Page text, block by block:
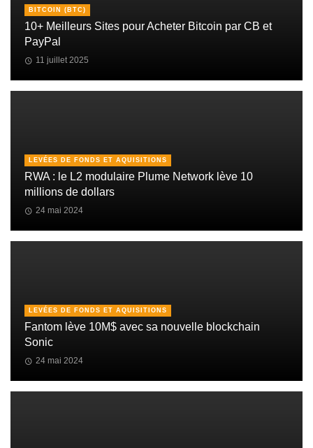
BITCOIN (BTC)
10+ Meilleurs Sites pour Acheter Bitcoin par CB et
PayPal
11 juillet 2025
LEVÉES DE FONDS ET AQUISITIONS
RWA : le L2 modulaire Plume Network lève 10
millions de dollars
24 mai 2024
LEVÉES DE FONDS ET AQUISITIONS
Fantom lève 10M$ avec sa nouvelle blockchain
Sonic
24 mai 2024